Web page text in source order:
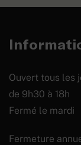
Ouvert tous les
de 9h30 à 18h
Fermé le mardi
Fermeture